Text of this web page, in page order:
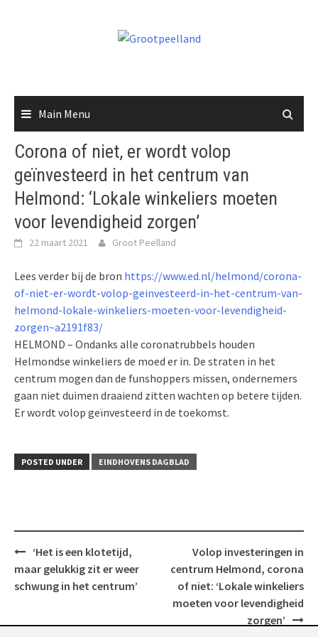
Main Menu
Corona of niet, er wordt volop
geïnvesteerd in het centrum van
Helmond: ‘Lokale winkeliers moeten
voor levendigheid zorgen’
22 maart 2021 Groot Peelland
Lees verder bij de bron https://www.ed.nl/helmond/corona-
of-niet-er-wordt-volop-geinvesteerd-in-het-centrum-van-
helmond-lokale-winkeliers-moeten-voor-levendigheid-
zorgen~a2191f83/
HELMOND – Ondanks alle coronatrubbels houden
Helmondse winkeliers de moed er in. De straten in het
centrum mogen dan de funshoppers missen, ondernemers
gaan niet duimen draaiend zitten wachten op betere tijden.
Er wordt volop geïnvesteerd in de toekomst.
POSTED UNDER EINDHOVENS DAGBLAD
Post
navigation
‘Het is een klotetijd,
maar gelukkig zit er weer
schwung in het centrum’
Volop investeringen in
centrum Helmond, corona
of niet: ‘Lokale winkeliers
moeten voor levendig­heid
zorgen’